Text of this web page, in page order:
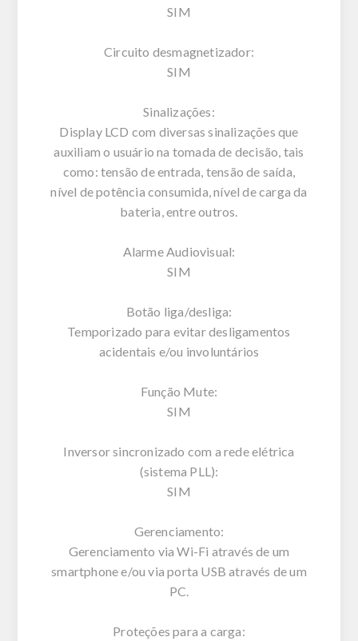
SIM
Circuito desmagnetizador:
SIM
Sinalizações:
Display LCD com diversas sinalizações que
auxiliam o usuário na tomada de decisão, tais
como: tensão de entrada, tensão de saída,
nível de potência consumida, nível de carga da
bateria, entre outros.
Alarme Audiovisual:
SIM
Botão liga/desliga:
Temporizado para evitar desligamentos
acidentais e/ou involuntários
Função Mute:
SIM
Inversor sincronizado com a rede elétrica
(sistema PLL):
SIM
Gerenciamento:
Gerenciamento via Wi-Fi através de um
smartphone e/ou via porta USB através de um
PC.
Proteções para a carga: